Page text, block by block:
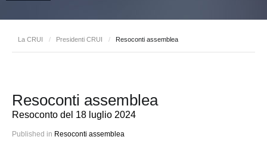
La CRUI / Presidenti CRUI / Resoconti assemblea
Resoconti assemblea
Resoconto del 18 luglio 2024
Published in Resoconti assemblea